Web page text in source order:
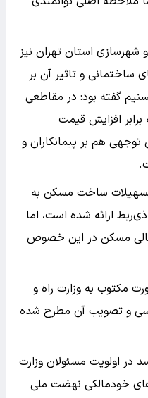
شهرسازی استان تهران نیز
ساختمانی و تاثیر آن بر
گفته بود: در مقاطعی
افزایش قیمت
هم بر پیمانکاران و
ساخت مسکن به
ارائه شده است، اما
مسکن در این خصوص
مکتوب به وزارت راه و
و تصویب آن مطرح شده
در اولویت مسئولان وزارت
خودمالکی نهضت ملی